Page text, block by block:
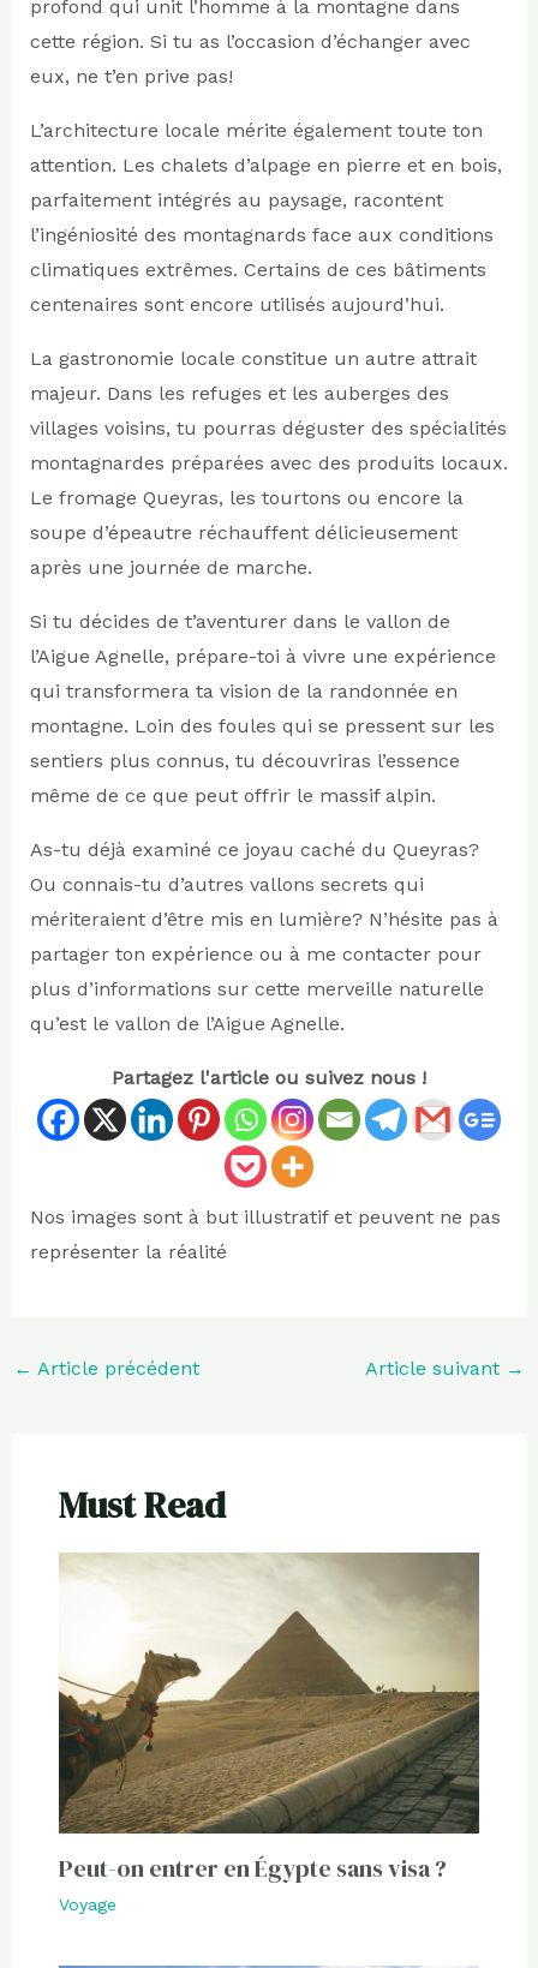
profond qui unit l’homme à la montagne dans
cette région. Si tu as l’occasion d’échanger avec
eux, ne t’en prive pas!
L’architecture locale mérite également toute ton
attention. Les chalets d’alpage en pierre et en bois,
parfaitement intégrés au paysage, racontent
l’ingéniosité des montagnards face aux conditions
climatiques extrêmes. Certains de ces bâtiments
centenaires sont encore utilisés aujourd’hui.
La gastronomie locale constitue un autre attrait
majeur. Dans les refuges et les auberges des
villages voisins, tu pourras déguster des spécialités
montagnardes préparées avec des produits locaux.
Le fromage Queyras, les tourtons ou encore la
soupe d’épeautre réchauffent délicieusement
après une journée de marche.
Si tu décides de t’aventurer dans le vallon de
l’Aigue Agnelle, prépare-toi à vivre une expérience
qui transformera ta vision de la randonnée en
montagne. Loin des foules qui se pressent sur les
sentiers plus connus, tu découvriras l’essence
même de ce que peut offrir le massif alpin.
As-tu déjà examiné ce joyau caché du Queyras?
Ou connais-tu d’autres vallons secrets qui
mériteraient d’être mis en lumière? N’hésite pas à
partager ton expérience ou à me contacter pour
plus d’informations sur cette merveille naturelle
qu’est le vallon de l’Aigue Agnelle.
Partagez l'article ou suivez nous !
Nos images sont à but illustratif et peuvent ne pas
représenter la réalité
← Article précédent Article suivant →
Must Read
Peut-on entrer en Égypte sans visa ?
Voyage